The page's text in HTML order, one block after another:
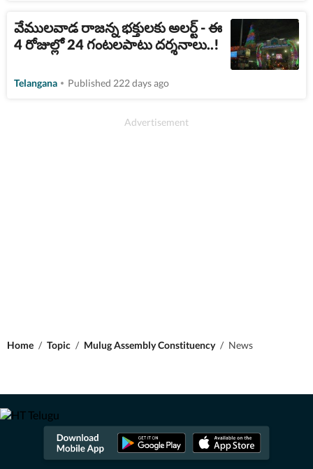
వేములవాడ రాజన్న భక్తులకు అలర్ట్ - ఈ
4 రోజుల్లో 24 గంటలపాటు దర్శనాలు..!
Telangana Published 222 days ago
Home / Topic / Mulug Assembly Constituency / News